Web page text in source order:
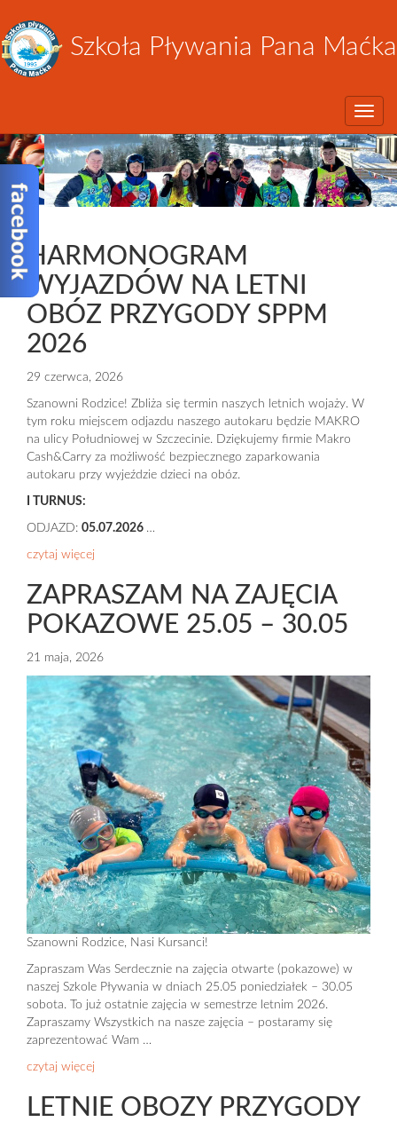
Szkoła Pływania Pana Maćka
HARMONOGRAM
WYJAZDÓW NA LETNI
OBÓZ PRZYGODY SPPM
2026
29 czerwca, 2026
Szanowni Rodzice! Zbliża się termin naszych letnich wojaży. W
tym roku miejscem odjazdu naszego autokaru będzie MAKRO
na ulicy Południowej w Szczecinie. Dziękujemy firmie Makro
Cash&Carry za możliwość bezpiecznego zaparkowania
autokaru przy wyjeździe dzieci na obóz.
I TURNUS:
ODJAZD: 05.07.2026 …
czytaj więcej
ZAPRASZAM NA ZAJĘCIA
POKAZOWE 25.05 – 30.05
21 maja, 2026
Szanowni Rodzice, Nasi Kursanci!
Zapraszam Was Serdecznie na zajęcia otwarte (pokazowe) w
naszej Szkole Pływania w dniach 25.05 poniedziałek – 30.05
sobota. To już ostatnie zajęcia w semestrze letnim 2026.
Zapraszamy Wszystkich na nasze zajęcia – postaramy się
zaprezentować Wam …
czytaj więcej
LETNIE OBOZY PRZYGODY